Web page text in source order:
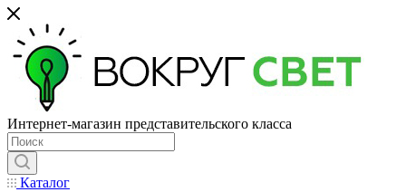
Интернет-магазин представительского класса
Каталог